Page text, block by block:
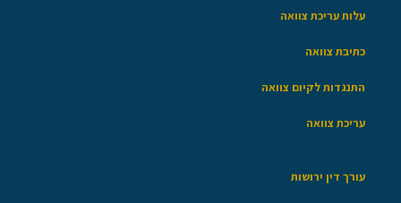
עלות עריכת צוואה
כתיבת צוואה
התנגדות לקיום צוואה
עריכת צוואה
עורך דין ירושות